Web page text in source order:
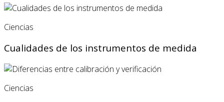
Ciencias
Cualidades de los instrumentos de medida
Ciencias